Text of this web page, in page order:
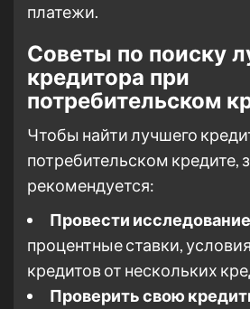
платежи.
Советы по поиску
кредитора при
потребительском
Чтобы найти лучшего
потребительском кредите,
рекомендуется:
Провести
процентные ставки,
кредитов от нескольких
Проверить свою